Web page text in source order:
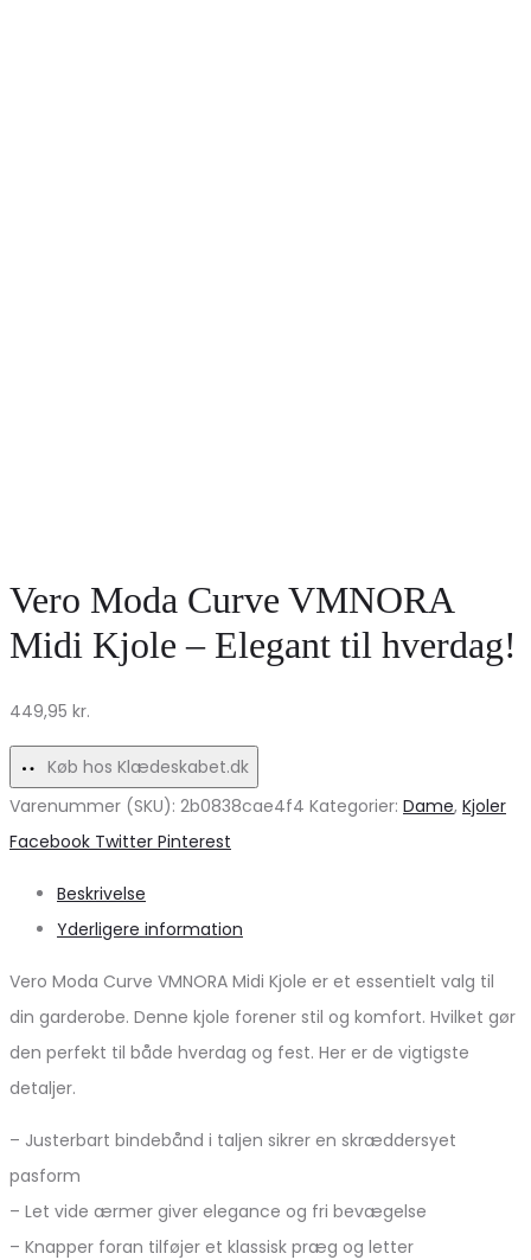
Vero Moda Curve VMNORA
Midi Kjole – Elegant til hverdag!
449,95 kr.
Køb hos Klædeskabet.dk
Varenummer (SKU): 2b0838cae4f4 Kategorier: Dame, Kjoler
Share
Facebook Twitter Pinterest
Beskrivelse
Yderligere information
Vero Moda Curve VMNORA Midi Kjole er et essentielt valg til
din garderobe. Denne kjole forener stil og komfort. Hvilket gør
den perfekt til både hverdag og fest. Her er de vigtigste
detaljer.
– Justerbart bindebånd i taljen sikrer en skræddersyet
pasform
– Let vide ærmer giver elegance og fri bevægelse
– Knapper foran tilføjer et klassisk præg og letter